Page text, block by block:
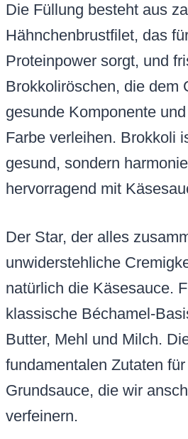
Die Füllung besteht aus
Hähnchenbrustfilet, das
Proteinpower sorgt, und
Brokkoliröschen, die dem
gesunde Komponente
Farbe verleihen. Brokkoli
gesund, sondern
hervorragend mit
Der Star, der alles
unwiderstehliche
natürlich die Käsesauce.
klassische Béchamel-
Butter, Mehl und Milch.
fundamentalen Zutaten
Grundsauce, die wir
verfeinern.